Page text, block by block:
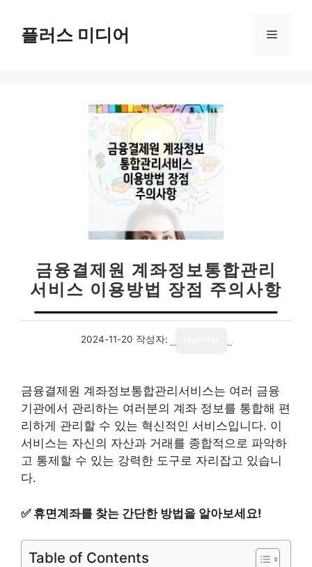
플러스 미디어 메
금융결제원 계좌정보통합관리
서비스 이용방법 장점 주의사항
2024-11-20 작성자:
금융결제원 계좌정보통합관리서비스는 여러 금융
기관에서 관리하는 여러분의 계좌 정보를 통합해 편
리하게 관리할 수 있는 혁신적인 서비스입니다. 이
서비스는 자신의 자산과 거래를 종합적으로 파악하
고 통제할 수 있는 강력한 도구로 자리잡고 있습니
다.
✅ 휴면계좌를 찾는 간단한 방법을 알아보세요!
Table of Contents